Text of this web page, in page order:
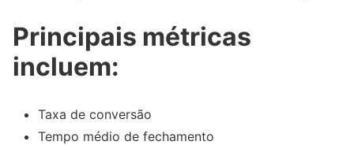
Principais métricas
incluem:
Taxa de conversão
Tempo médio de fechamento